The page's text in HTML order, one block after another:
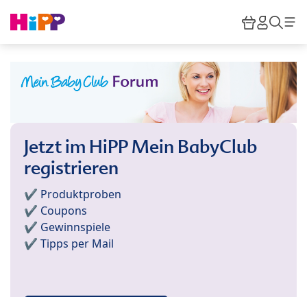
HiPP
Jetzt im HiPP Mein BabyClub
registrieren
✔️ Produktproben
✔️ Coupons
✔️ Gewinnspiele
✔️ Tipps per Mail